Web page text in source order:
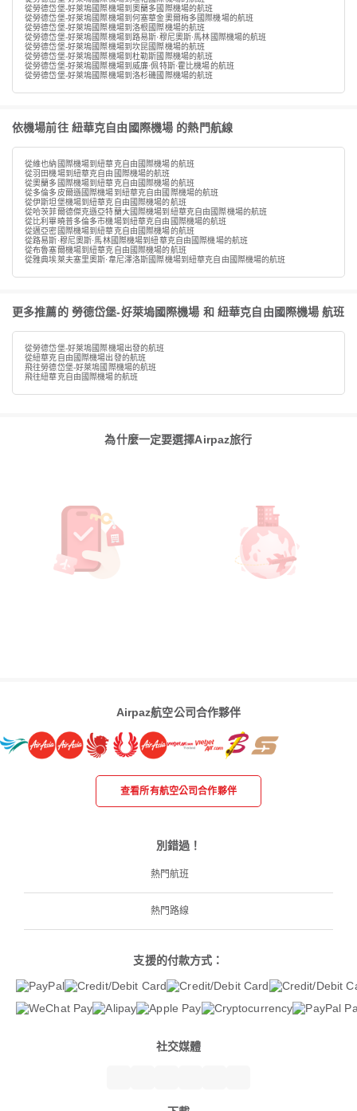
從勞德岱堡-好萊塢國際機場到奧蘭多國際機場的航班
從勞德岱堡-好萊塢國際機場到何塞華金奧爾梅多國際機場的航班
從勞德岱堡-好萊塢國際機場到洛根國際機場的航班
從勞德岱堡-好萊塢國際機場到路易斯·穆尼奧斯·馬林國際機場的航班
從勞德岱堡-好萊塢國際機場到坎昆國際機場的航班
從勞德岱堡-好萊塢國際機場到杜勒斯國際機場的航班
從勞德岱堡-好萊塢國際機場到威廉·佩特斯·霍比機場的航班
從勞德岱堡-好萊塢國際機場到洛杉磯國際機場的航班
依機場前往 紐華克自由國際機場 的熱門航線
從維也納國際機場到紐華克自由國際機場的航班
從羽田機場到紐華克自由國際機場的航班
從奧蘭多國際機場到紐華克自由國際機場的航班
從多倫多皮爾遜國際機場到紐華克自由國際機場的航班
從伊斯坦堡機場到紐華克自由國際機場的航班
從哈茨菲爾德傑克遜亞特蘭大國際機場到紐華克自由國際機場的航班
從比利畢曉普多倫多市機場到紐華克自由國際機場的航班
從邁亞密國際機場到紐華克自由國際機場的航班
從路易斯·穆尼奧斯·馬林國際機場到紐華克自由國際機場的航班
從布魯塞爾機場到紐華克自由國際機場的航班
從雅典埃萊夫塞里奧斯·韋尼澤洛斯國際機場到紐華克自由國際機場的航班
更多推薦的 勞德岱堡-好萊塢國際機場 和 紐華克自由國際機場 航班
從勞德岱堡-好萊塢國際機場出發的航班
從紐華克自由國際機場出發的航班
飛往勞德岱堡-好萊塢國際機場的航班
飛往紐華克自由國際機場的航班
為什麼一定要選擇Airpaz旅行
Airpaz航空公司合作夥伴
查看所有航空公司合作夥伴
別錯過！
熱門航班
熱門路線
支援的付款方式：
社交媒體